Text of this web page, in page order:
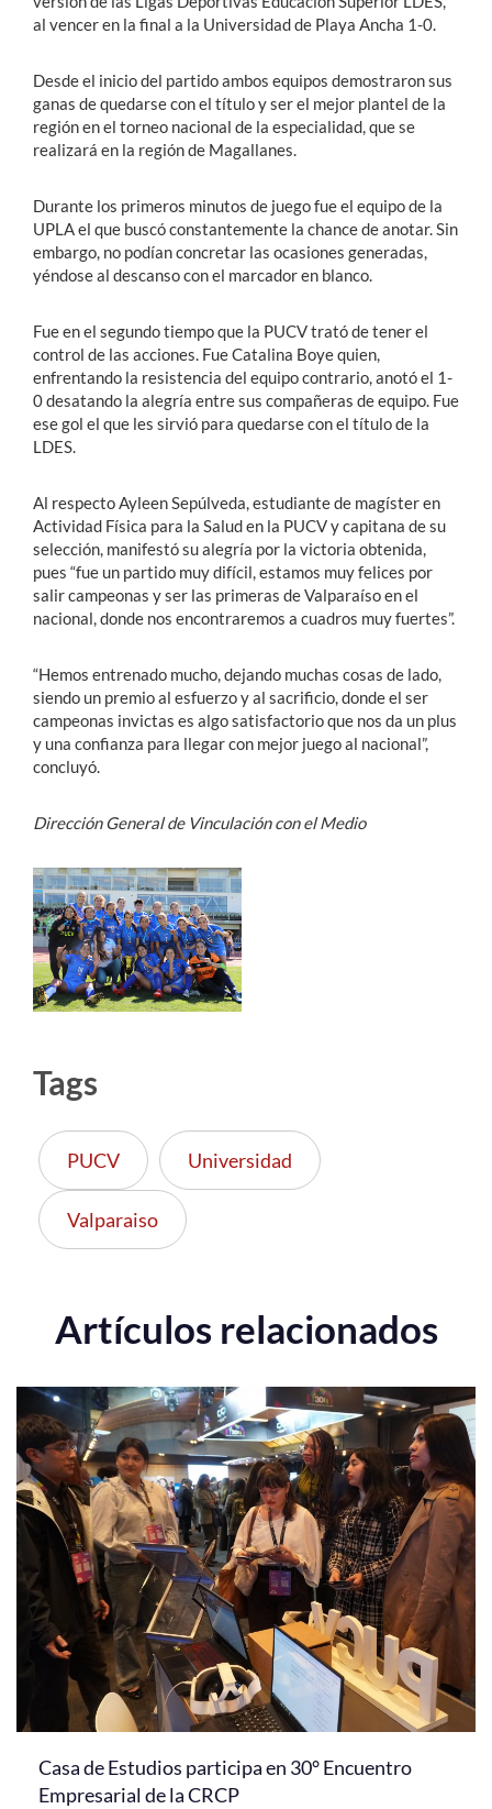
al vencer en la final a la Universidad de Playa Ancha 1-0.
Desde el inicio del partido ambos equipos demostraron sus
ganas de quedarse con el título y ser el mejor plantel de la
región en el torneo nacional de la especialidad, que se
realizará en la región de Magallanes.
Durante los primeros minutos de juego fue el equipo de la
UPLA el que buscó constantemente la chance de anotar. Sin
embargo, no podían concretar las ocasiones generadas,
yéndose al descanso con el marcador en blanco.
Fue en el segundo tiempo que la PUCV trató de tener el
control de las acciones. Fue Catalina Boye quien,
enfrentando la resistencia del equipo contrario, anotó el 1-
0 desatando la alegría entre sus compañeras de equipo. Fue
ese gol el que les sirvió para quedarse con el título de la
LDES.
Al respecto Ayleen Sepúlveda, estudiante de magíster en
Actividad Física para la Salud en la PUCV y capitana de su
selección, manifestó su alegría por la victoria obtenida,
pues “fue un partido muy difícil, estamos muy felices por
salir campeonas y ser las primeras de Valparaíso en el
nacional, donde nos encontraremos a cuadros muy fuertes”.
“Hemos entrenado mucho, dejando muchas cosas de lado,
siendo un premio al esfuerzo y al sacrificio, donde el ser
campeonas invictas es algo satisfactorio que nos da un plus
y una confianza para llegar con mejor juego al nacional”,
concluyó.
Dirección General de Vinculación con el Medio
Tags
PUCV Universidad
Valparaiso
Artículos relacionados
Casa de Estudios participa en 30° Encuentro
Empresarial de la CRCP